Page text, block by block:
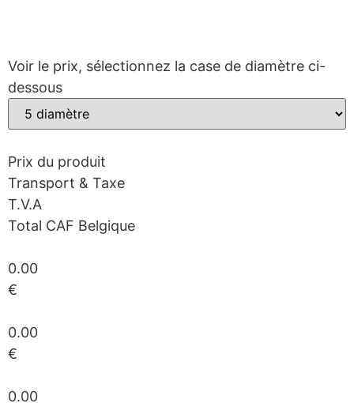
Voir le prix, sélectionnez la case de diamètre ci-
dessous
Prix ​​du produit
Transport & Taxe
T.V.A
Total CAF Belgique
0.00
€
0.00
€
0.00